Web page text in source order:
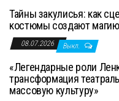
Тайны закулисья: как
костюмы создают
08.07.2026 Выкл.
«Легендарные роли
трансформация
массовую культуру»